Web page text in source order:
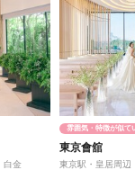
白金
雰囲気・特徴が似て
東京會舘
東京駅・皇居周辺